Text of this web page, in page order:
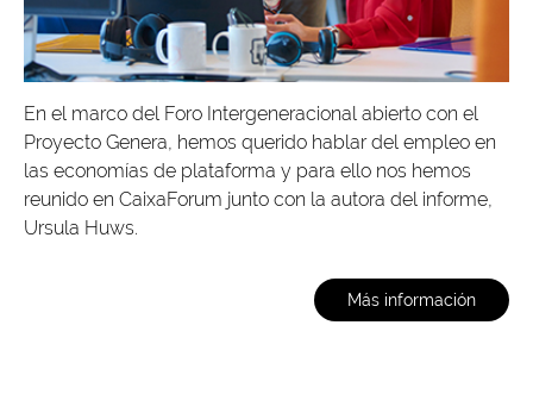
En el marco del Foro Intergeneracional abierto con el
Proyecto Genera, hemos querido hablar del empleo en
las economías de plataforma y para ello nos hemos
reunido en CaixaForum junto con la autora del informe,
Ursula Huws.
Más información